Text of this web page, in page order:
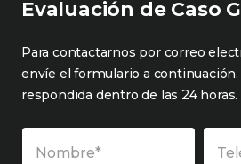
Evaluación de Caso
Para contactarnos por correo
envíe el formulario a continuación.
respondida dentro de las 24 horas.
Nombre*